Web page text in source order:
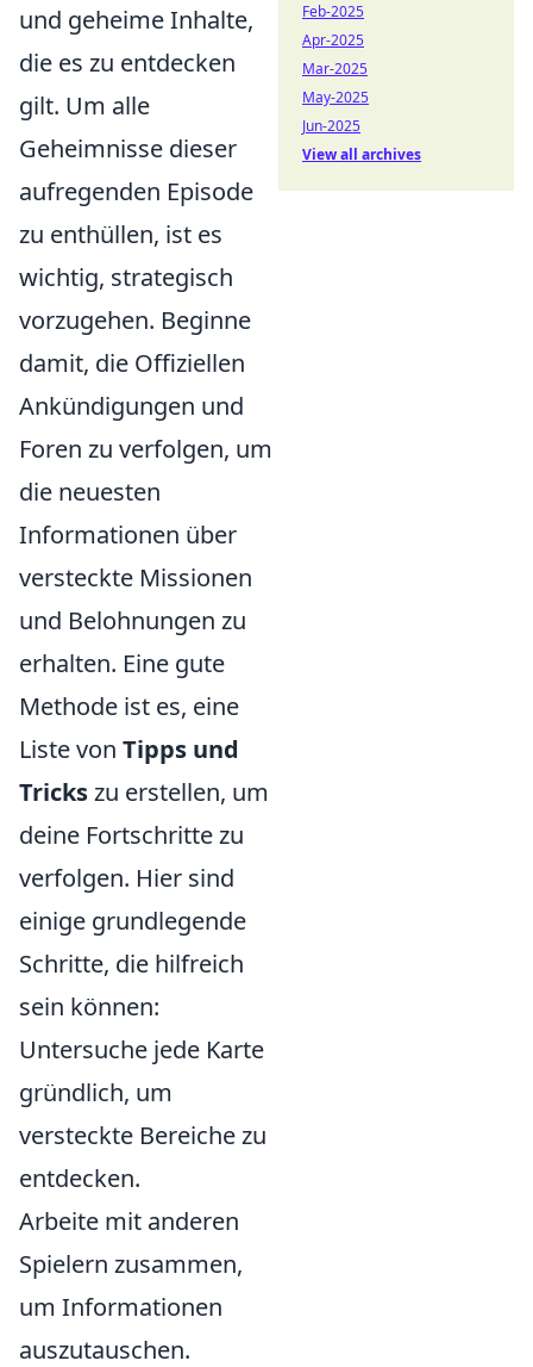
und geheime Inhalte,
die es zu entdecken
gilt. Um alle
Geheimnisse dieser
aufregenden Episode
zu enthüllen, ist es
wichtig, strategisch
vorzugehen. Beginne
damit, die Offiziellen
Ankündigungen und
Foren zu verfolgen, um
die neuesten
Informationen über
versteckte Missionen
und Belohnungen zu
erhalten. Eine gute
Methode ist es, eine
Liste von Tipps und
Trickszu erstellen, um
deine Fortschritte zu
verfolgen. Hier sind
einige grundlegende
Schritte, die hilfreich
sein können:
Untersuche jede Karte
gründlich, um
versteckte Bereiche zu
entdecken.
Arbeite mit anderen
Spielern zusammen,
um Informationen
auszutauschen.
Feb-2025
Apr-2025
Mar-2025
May-2025
Jun-2025
View all archives